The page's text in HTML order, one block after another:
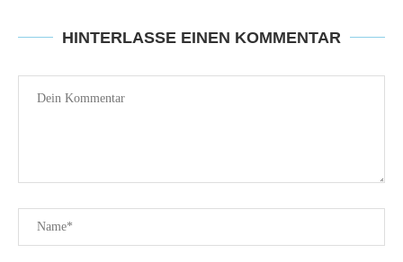
HINTERLASSE EINEN KOMMENTAR